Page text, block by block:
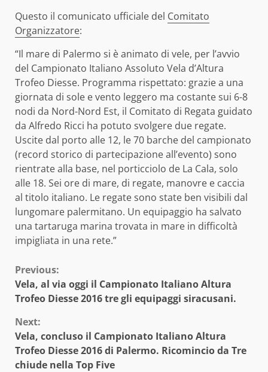
Questo il comunicato ufficiale del Comitato
Organizzatore:
“Il mare di Palermo si è animato di vele, per l’avvio
del Campionato Italiano Assoluto Vela d’Altura
Trofeo Diesse. Programma rispettato: grazie a una
giornata di sole e vento leggero ma costante sui 6-8
nodi da Nord-Nord Est, il Comitato di Regata guidato
da Alfredo Ricci ha potuto svolgere due regate.
Uscite dal porto alle 12, le 70 barche del campionato
(record storico di partecipazione all’evento) sono
rientrate alla base, nel porticciolo de La Cala, solo
alle 18. Sei ore di mare, di regate, manovre e caccia
al titolo italiano. Le regate sono state ben visibili dal
lungomare palermitano. Un equipaggio ha salvato
una tartaruga marina trovata in mare in difficoltà
impigliata in una rete.”
Continue
Reading
Previous:
Vela, al via oggi il Campionato Italiano Altura
Trofeo Diesse 2016 tre gli equipaggi siracusani.
Next:
Vela, concluso il Campionato Italiano Altura
Trofeo Diesse 2016 di Palermo. Ricomincio da Tre
chiude nella Top Five